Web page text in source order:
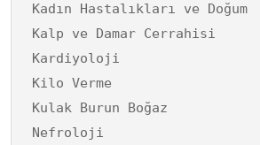
Kadın Hastalıkları ve Doğum
Kalp ve Damar Cerrahisi
Kardiyoloji
Kilo Verme
Kulak Burun Boğaz
Nefroloji